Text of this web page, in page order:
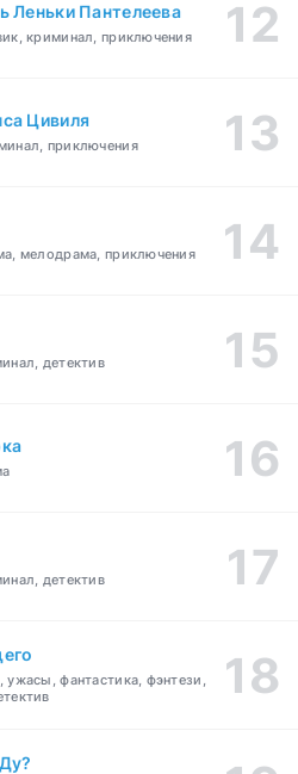
Леньки Пантелеева
криминал, приключения
Цивиля
приключения
мелодрама, приключения
детектив
детектив
фантастика, фэнтези,